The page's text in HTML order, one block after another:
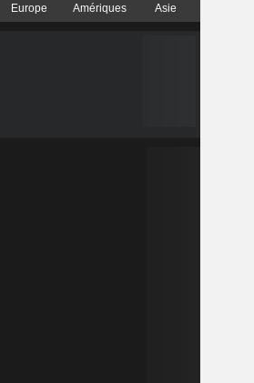
Europe Amériques Asie